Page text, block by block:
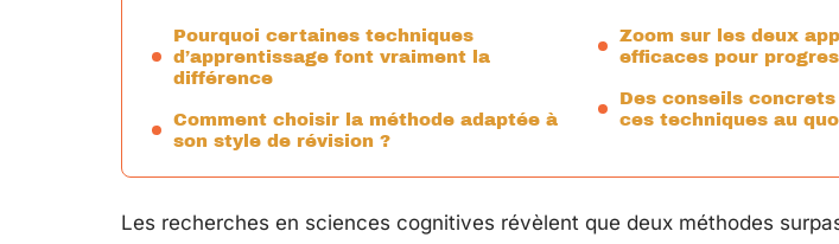
Pourquoi certaines techniques
d’apprentissage font vraiment la
différence
Comment choisir la méthode adaptée à
son style de révision ?
Zoom sur les deux
efficaces pour
Des conseils
ces techniques au
Les recherches en sciences cognitives révèlent que deux méthodes